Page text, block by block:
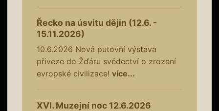
Řecko na úsvitu dějin (12.6. -
15.11.2026)
10.6.2026 Nová putovní výstava
přiveze do Žďáru svědectví o zrození
evropské civilizace! více...
XVI. Muzejní noc 12.6.2026